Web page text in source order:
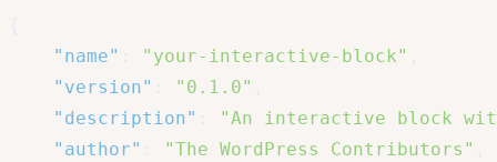
"name"
"your-interactive-block"
"version"
"0.1.0"
"description"
"An interactive block
"author"
"The WordPress Contributors"